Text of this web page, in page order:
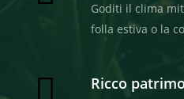
Goditi il clima
folla estiva o la
Ricco